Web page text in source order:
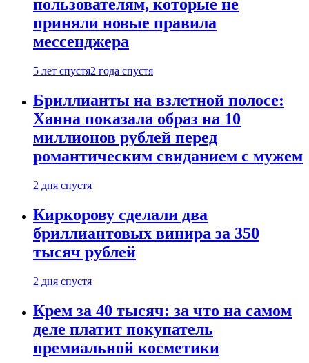
пользователям, которые не
приняли новые правила
мессенджера
5 лет спустя2 года спустя
Бриллианты на взлетной полосе:
Ханна показала образ на 10
миллионов рублей перед
романтическим свиданием с мужем
2 дня спустя
Киркорову сделали два
бриллиантовых винира за 350
тысяч рублей
2 дня спустя
Крем за 40 тысяч: за что на самом
деле платит покупатель
премиальной косметики